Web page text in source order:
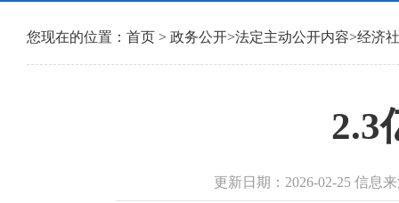
您现在的位置： 首页 > 政务公开>法定主动公开内容>经济
2.3
更新日期：2026-02-25 信息